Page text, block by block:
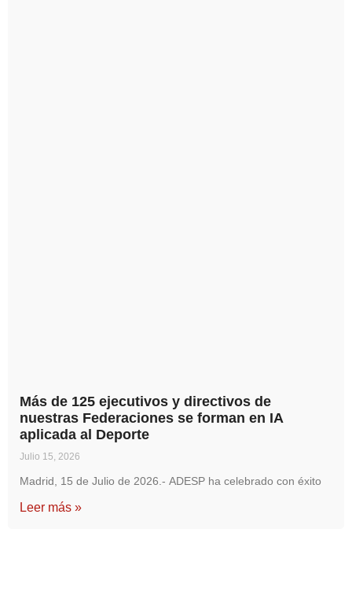
Más de 125 ejecutivos y directivos de
nuestras Federaciones se forman en IA
aplicada al Deporte
Julio 15, 2026
Madrid, 15 de Julio de 2026.- ADESP ha celebrado con éxito
Leer más »